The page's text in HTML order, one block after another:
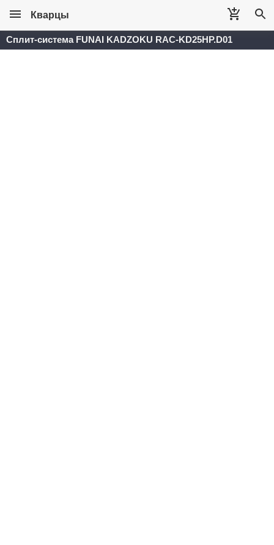
Кварцы
Сплит-система FUNAI KADZOKU RAC-KD25HP.D01